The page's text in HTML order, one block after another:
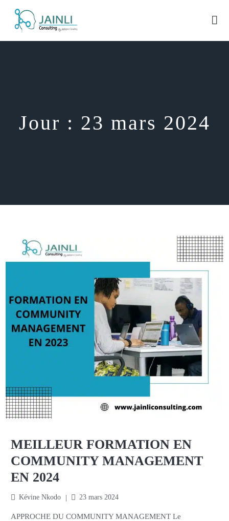
Jour : 23 mars 2024
MEILLEUR FORMATION EN
COMMUNITY MANAGEMENT
EN 2024
Kévine Nkodo 23 mars 2024
APPROCHE DU COMMUNITY MANAGEMENT Le